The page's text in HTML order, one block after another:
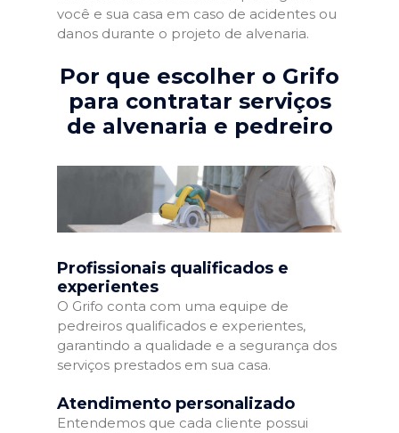
você e sua casa em caso de acidentes ou
danos durante o projeto de alvenaria.
Por que escolher o Grifo
para contratar serviços
de alvenaria e pedreiro
Profissionais qualificados e
experientes
O Grifo conta com uma equipe de
pedreiros qualificados e experientes,
garantindo a qualidade e a segurança dos
serviços prestados em sua casa.
Atendimento personalizado
Entendemos que cada cliente possui